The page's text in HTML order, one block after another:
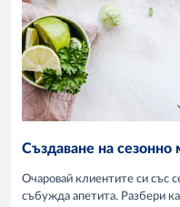
Създаване на сезонно
Очаровай клиентите си със
събужда апетита. Разбери